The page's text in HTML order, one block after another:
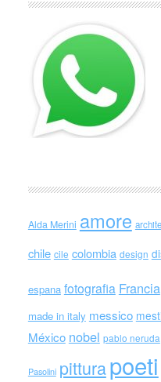
Alda Merini amore
chile cile colombia design
espana fotografia Francia
made in italy messico
México nobel pablo neruda
Pasolini pitturapoeti